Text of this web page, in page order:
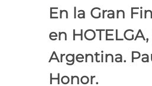
En la Gran
en
Argentina.
Honor.